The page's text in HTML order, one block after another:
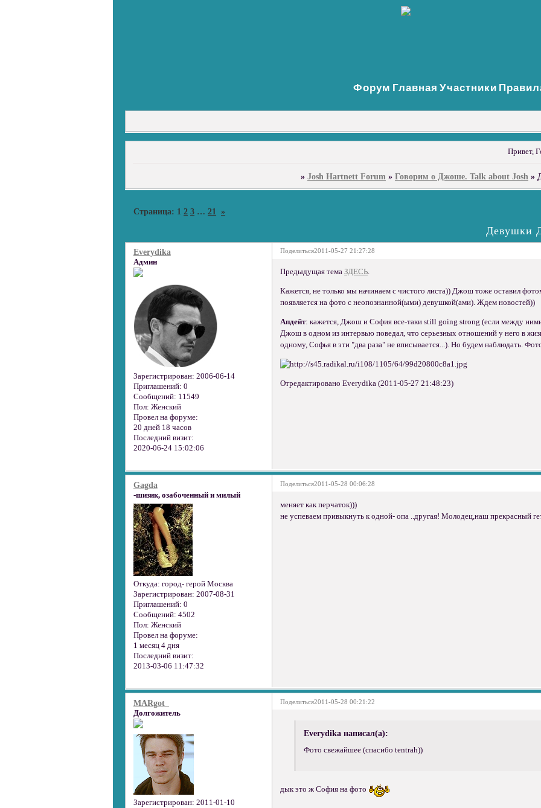
Форум Главная Участники
Привет,
» Josh Hartnett Forum » Говорим о Джоше. Talk about Josh »
Девушки
Страница: 1 2 3 … 21 »
Поделиться2011-05-27 21:27:28
Everydika
Админ
Зарегистрирован: 2006-06-14
Приглашений: 0
Сообщений: 11549
Пол: Женский
Провел на форуме:
20 дней 18 часов
Последний визит:
2020-06-24 15:02:06
Предыдущая темаЗДЕСЬ.
Кажется, не только мы начинаем с чистого листа)) Джош тоже оставил
появляется на фото с неопознанной(ыми) девушкой(ами). Ждем новостей))
Апдейт: кажется, Джош и София все-таки still going strong (если между
Джош в одном из интервью поведал, что серьезных отношений у него в
одному, Софья в эти "два раза" не вписывается...). Но будем наблюдать.
Отредактировано Everydika (2011-05-27 21:48:23)
Поделиться2011-05-28 00:06:28
Gagda
-шизик, озабоченный и милый
Откуда: город- герой Москва
Зарегистрирован: 2007-08-31
Приглашений: 0
Сообщений: 4502
Пол: Женский
Провел на форуме:
1 месяц 4 дня
Последний визит:
2013-03-06 11:47:32
меняет как перчаток)))
не успеваем привыкнуть к одной- опа ..другая! Молодец,наш прекрасный
Поделиться2011-05-28 00:21:22
MARgot_
Долгожитель
Зарегистрирован: 2011-01-10
Everydika написал(а):
Фото свежайшее (спасибо tentrah))
дык это ж София на фото